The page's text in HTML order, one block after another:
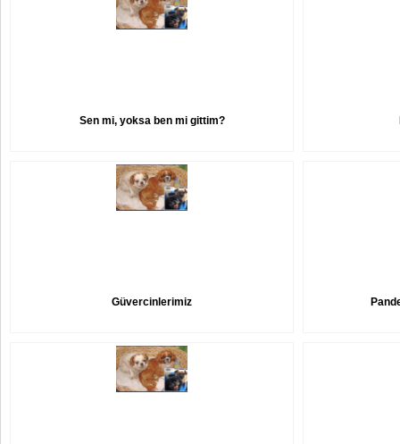
Sen mi, yoksa ben mi gittim?
Güvercinlerimiz